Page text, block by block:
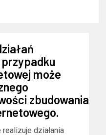
może
zbudowania
działania